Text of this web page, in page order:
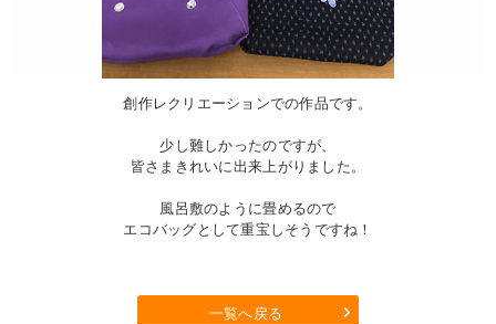
創作レクリエーションでの作品です。
少し難しかったのですが、
皆さまきれいに出来上がりました。
風呂敷のように畳めるので
エコバッグとして重宝しそうですね！
一覧へ戻る